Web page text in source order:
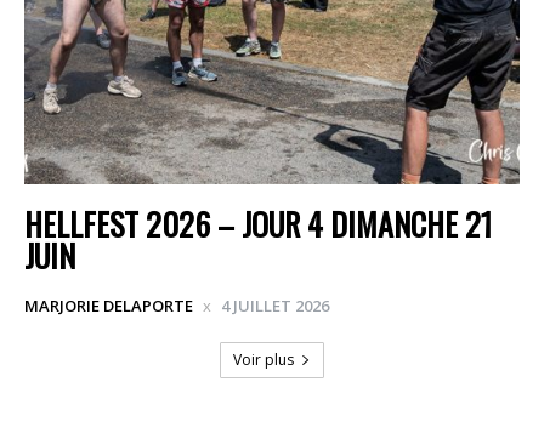
HELLFEST 2026 – JOUR 4 DIMANCHE 21
JUIN
MARJORIE DELAPORTE 4 JUILLET 2026
Voir plus